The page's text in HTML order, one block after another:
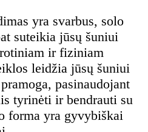
yra svarbus, solo
suteikia jūsų šuniui
ir fiziniam
leidžia jūsų šuniui
pasinaudojant
tyrinėti ir bendrauti su
forma yra gyvybiškai